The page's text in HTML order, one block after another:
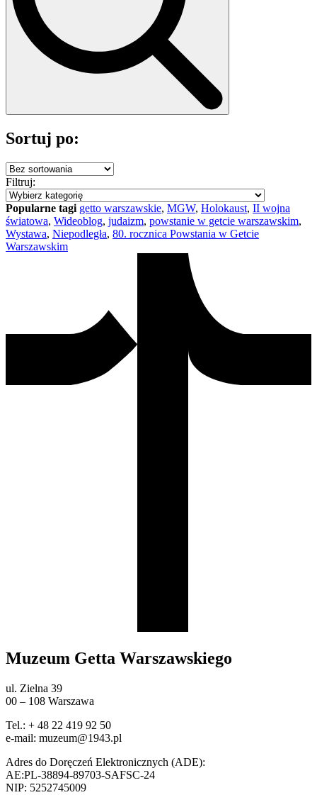
Sortuj po:
Filtruj:
Popularne tagi getto warszawskie, MGW, Holokaust, II wojna
światowa, Wideoblog, judaizm, powstanie w getcie warszawskim,
Wystawa, Niepodległa, 80. rocznica Powstania w Getcie
Warszawskim
Muzeum Getta Warszawskiego
ul. Zielna 39
00 – 108 Warszawa
Tel.: + 48 22 419 92 50
e-mail: muzeum@1943.pl
Adres do Doręczeń Elektronicznych (ADE):
AE:PL-38894-89703-SAFSC-24
NIP: 5252745009